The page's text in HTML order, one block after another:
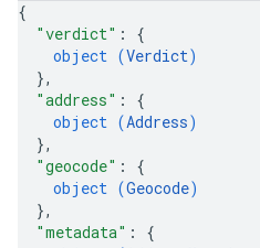
{
"verdict" : {
object (Verdict)
},
"address" : {
object (Address)
},
"geocode" : {
object (Geocode)
},
"metadata" : {